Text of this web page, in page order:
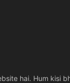
hai. Hum kisi